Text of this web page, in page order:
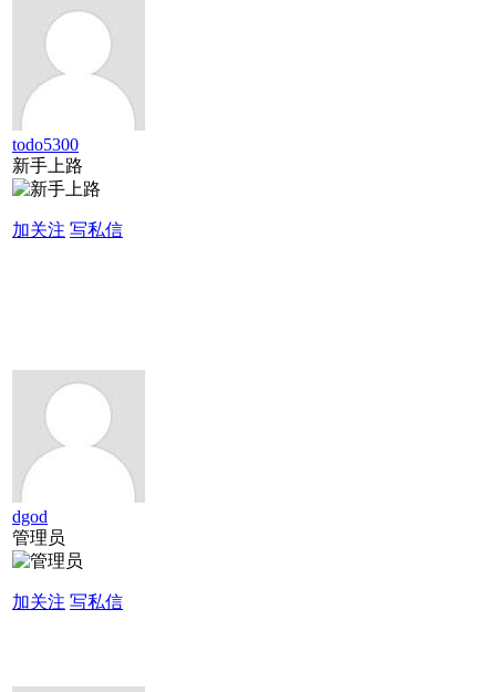
todo5300
新手上路
加关注 写私信
dgod
管理员
加关注 写私信